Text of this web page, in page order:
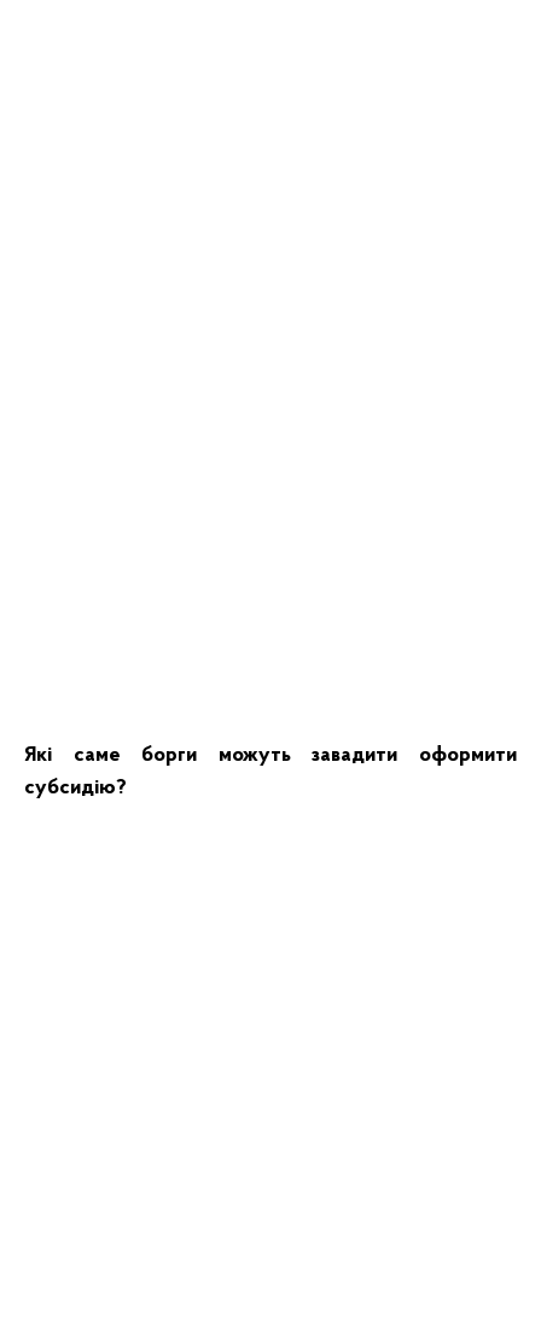
Які саме борги можуть завадити оформити
субсидію?